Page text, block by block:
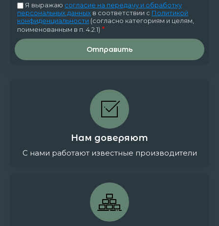
Я выражаю согласие на передачу и обработку
персональных данных в соответствии с Политикой
конфиденциальности (согласно категориям и целям,
поименованным в п. 4.2.1) *
Отправить
Нам доверяют
С нами работают известные производители